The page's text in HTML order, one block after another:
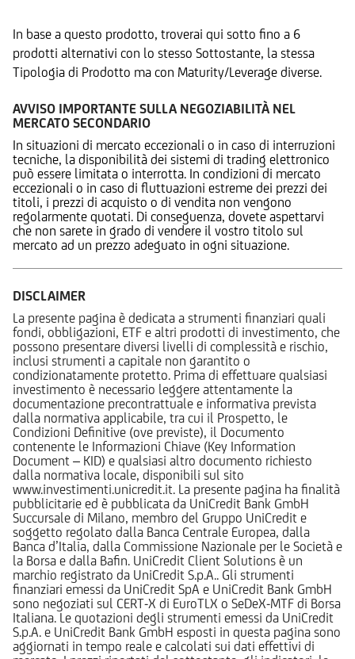
In base a questo prodotto, troverai qui sotto fino a 6
prodotti alternativi con lo stesso Sottostante, la stessa
Tipologia di Prodotto ma con Maturity/Leverage diverse.
AVVISO IMPORTANTE SULLA NEGOZIABILITÀ NEL
MERCATO SECONDARIO
In situazioni di mercato eccezionali o in caso di interruzioni
tecniche, la disponibilità dei sistemi di trading elettronico
può essere limitata o interrotta. In condizioni di mercato
eccezionali o in caso di fluttuazioni estreme dei prezzi dei
titoli, i prezzi di acquisto o di vendita non vengono
regolarmente quotati. Di conseguenza, dovete aspettarvi
che non sarete in grado di vendere il vostro titolo sul
mercato ad un prezzo adeguato in ogni situazione.
DISCLAIMER
La presente pagina è dedicata a strumenti finanziari quali
fondi, obbligazioni, ETF e altri prodotti di investimento, che
possono presentare diversi livelli di complessità e rischio,
inclusi strumenti a capitale non garantito o
condizionatamente protetto. Prima di effettuare qualsiasi
investimento è necessario leggere attentamente la
documentazione precontrattuale e informativa prevista
dalla normativa applicabile, tra cui il Prospetto, le
Condizioni Definitive (ove previste), il Documento
contenente le Informazioni Chiave (Key Information
Document – KID) e qualsiasi altro documento richiesto
dalla normativa locale, disponibili sul sito
www.investimenti.unicredit.it. La presente pagina ha finalità
pubblicitarie ed è pubblicata da UniCredit Bank GmbH
Succursale di Milano, membro del Gruppo UniCredit e
soggetto regolato dalla Banca Centrale Europea, dalla
Banca d’Italia, dalla Commissione Nazionale per le Società e
la Borsa e dalla Bafin. UniCredit Client Solutions è un
marchio registrato da UniCredit S.p.A.. Gli strumenti
finanziari emessi da UniCredit SpA e UniCredit Bank GmbH
sono negoziati sul CERT-X di EuroTLX o SeDeX-MTF di Borsa
Italiana. Le quotazioni degli strumenti emessi da UniCredit
S.p.A. e UniCredit Bank GmbH esposti in questa pagina sono
aggiornati in tempo reale e calcolati sui dati effettivi di